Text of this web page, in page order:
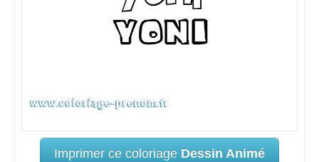
Imprimer ce coloriage Dessin Animé